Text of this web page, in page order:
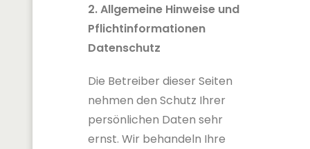
2. Allgemeine Hinweise und
Pflichtinformationen
Datenschutz
Die Betreiber dieser Seiten
nehmen den Schutz Ihrer
persönlichen Daten sehr
ernst. Wir behandeln Ihre